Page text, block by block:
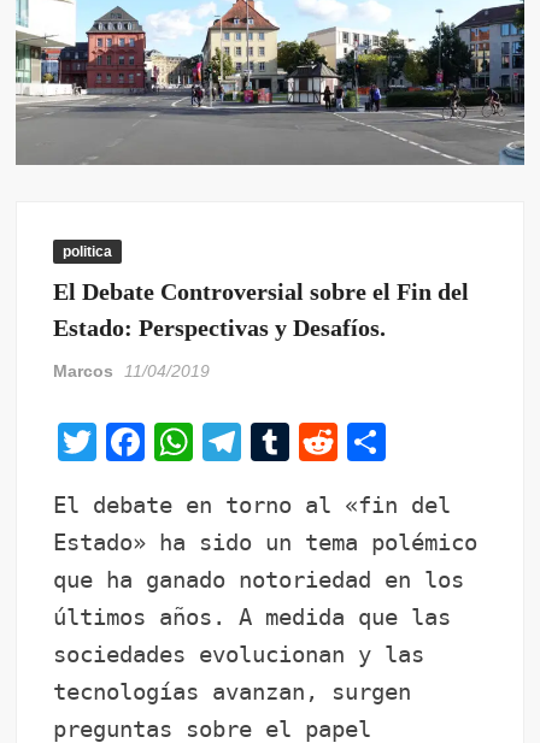
politica
El Debate Controversial sobre el Fin del
Estado: Perspectivas y Desafíos.
Marcos 11/04/2019
T
tt
er
F
c
e
b
o
o
k
W
at
s
A
p
p
T
e
gr
a
m
T
m
bl
r
R
d
di
t
m
p
ar
tir
El debate en torno al «fin del
Estado» ha sido un tema polémico
que ha ganado notoriedad en los
últimos años. A medida que las
sociedades evolucionan y las
tecnologías avanzan, surgen
preguntas sobre el papel